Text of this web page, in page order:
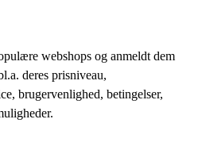
webshops og anmeldt dem
deres prisniveau,
brugervenlighed, betingelser,